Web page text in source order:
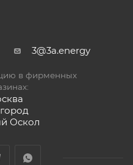
3@3a.energy
в фирменных
Оскол